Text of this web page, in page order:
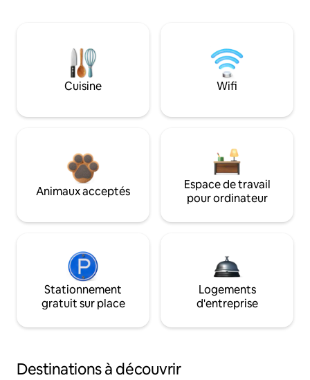
Cuisine Wifi
Animaux acceptés
Espace de travail
pour ordinateur
Stationnement
gratuit sur place
Logements
d'entreprise
Destinations à découvrir